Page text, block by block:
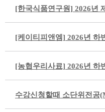
[한국식품연구원] 2026년
[케이티피앤엠] 2026년 하
[농협우리사료] 2026년 하
수강신청할때 소단위전공